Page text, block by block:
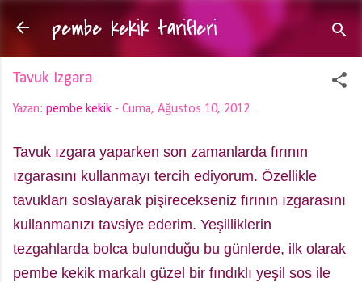
Ana içeriğe atla
pembe kekik tarifleri
Tavuk Izgara
Yazan: pembe kekik - Cuma, Ağustos 10, 2012
Tavuk ızgara yaparken son zamanlarda fırının
ızgarasını kullanmayı tercih ediyorum. Özellikle
tavukları soslayarak pişirecekseniz fırının ızgarasını
kullanmanızı tavsiye ederim. Yeşilliklerin
tezgahlarda bolca bulunduğu bu günlerde, ilk olarak
pembe kekik markalı güzel bir fındıklı yeşil sos ile